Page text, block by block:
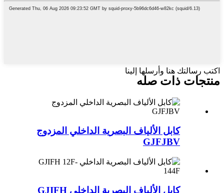
اكتب رسالتك هنا وأرسلها إلينا
منتجات ذات صله
كابل الألياف البصرية الداخلي المزدوج
GJFJBV
كابل الألياف البصرية الداخلي GJIFH